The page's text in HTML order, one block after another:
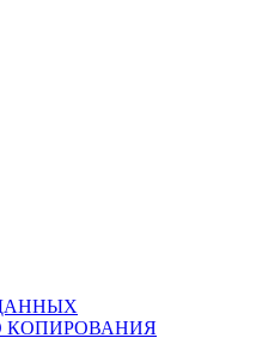
КОПИРОВАНИЯ